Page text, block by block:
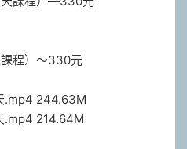
程）～330元
.mp4 244.63M
214.64M